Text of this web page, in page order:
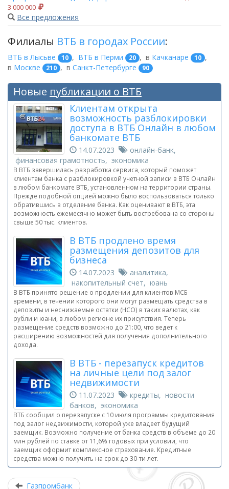
3 000 000
Все предложения
Филиалы ВТБ в городах России:
ВТБ в Лысьве 10 , ВТБ в Перми 20 , в Качканаре 10 ,
в Москве 210 , в Санкт-Петербурге 90
Новые публикации о ВТБ
Клиентам открыта
возможность разблокировки
доступа в ВТБ Онлайн в любом
банкомате ВТБ
14.07.2023
онлайн-банк,
финансовая грамотность, экономика
В ВТБ завершилась разработка сервиса, который поможет
клиентам банка с разблокировкой учетной записи в ВТБ Онлайн
в любом банкомате ВТБ, установленном на территории страны.
Прежде подобной опцией можно было воспользоваться только
обратившись в отделение банка. Как оценивают в ВТБ, эта
возможность ежемесячно может быть востребована со стороны
свыше 50 тыс. клиентов.
В ВТБ продлено время
размещения депозитов для
бизнеса
14.07.2023
аналитика,
накопительный счет, юань
В ВТБ принято решение о продлении для клиентов МСБ
времени, в течении которого они могут размещать средства в
депозиты и неснижаемые остатки (НСО) в таких валютах, как
рубли и юани, в любом регионе их присутствия. Теперь
размещение средств возможно до 21:00, что ведет к
расширению возможностей для получения дополнительного
дохода.
В ВТБ - перезапуск кредитов
на личные цели под залог
недвижимости
11.07.2023
кредиты, новости
банков, экономика
ВТБ сообщил о перезапуске с 10 июля программы кредитования
под залог недвижимости, которой уже владеет будущий
заемщик. Возможно получение от банка средств в объеме до 20
млн рублей по ставке от 11,6% годовых при условии, что
заемщик оформит комплексное страхование. Кредитные
средства можно получить на срок до 30-ти лет.
Газпромбанк